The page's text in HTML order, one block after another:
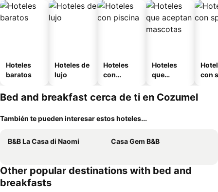
Hoteles
baratos
Hoteles de
lujo
Hoteles
con
Hoteles
que
mascotas
con
Bed and breakfast cerca de ti en Cozumel
También te pueden interesar estos hoteles...
B&B La Casa di Naomi Casa Gem B&B
Other popular destinations with bed and
breakfasts